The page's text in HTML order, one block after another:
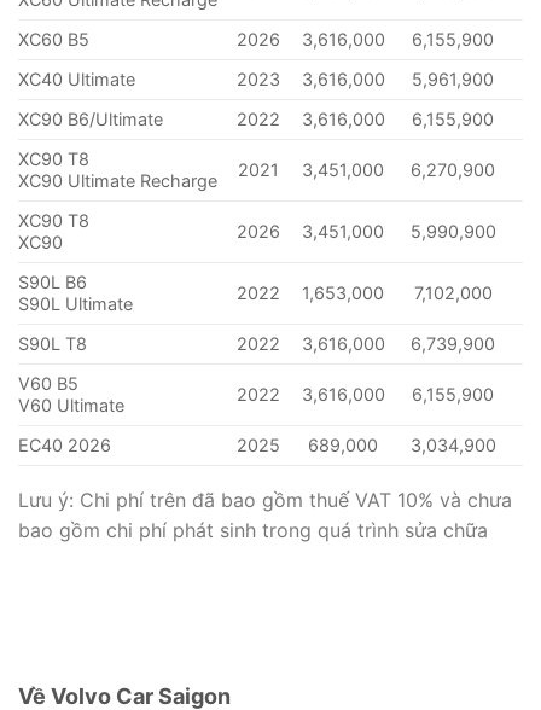
XC60 B5 2026 3,616,000 6,155,900
XC40 Ultimate
2023 3,616,000 5,961,900
XC90 B6/Ultimate
2022 3,616,000 6,155,900
XC90 T8
XC90 Ultimate Recharge
2021 3,451,000 6,270,900
XC90 T8
XC90
2026 3,451,000 5,990,900
S90L B6
S90L Ultimate
2022 1,653,000 7,102,000
S90L T8 2022 3,616,000 6,739,900
V60 B5
V60 Ultimate
2022 3,616,000 6,155,900
EC40 2026 2025 689,000 3,034,900
Lưu ý: Chi phí trên đã bao gồm thuế VAT 10% và chưa
bao gồm chi phí phát sinh trong quá trình sửa chữa
Về Volvo Car Saigon